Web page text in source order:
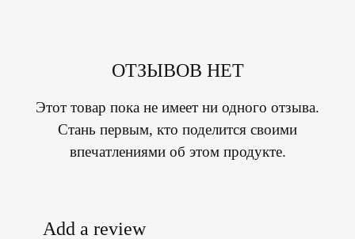
ОТЗЫВОВ НЕТ
Этот товар пока не имеет ни одного отзыва.
Стань первым, кто поделится своими
впечатлениями об этом продукте.
Add a review